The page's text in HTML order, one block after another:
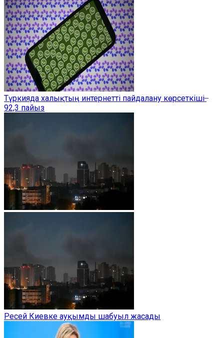
Түркияда халықтың интернетті пайдалану көрсеткіші ̶
92,3 пайыз
Ресей Киевке ауқымды шабуыл жасады